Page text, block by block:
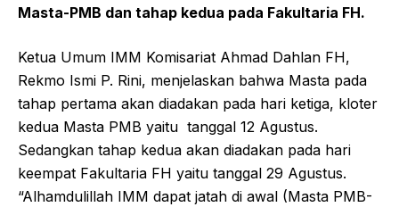
Masta-PMB dan tahap kedua pada Fakultaria FH.
Ketua Umum IMM Komisariat Ahmad Dahlan FH,
Rekmo Ismi P. Rini, menjelaskan bahwa Masta pada
tahap pertama akan diadakan pada hari ketiga, kloter
kedua Masta PMB yaitu tanggal 12 Agustus.
Sedangkan tahap kedua akan diadakan pada hari
keempat Fakultaria FH yaitu tanggal 29 Agustus.
“Alhamdulillah IMM dapat jatah di awal (Masta PMB-